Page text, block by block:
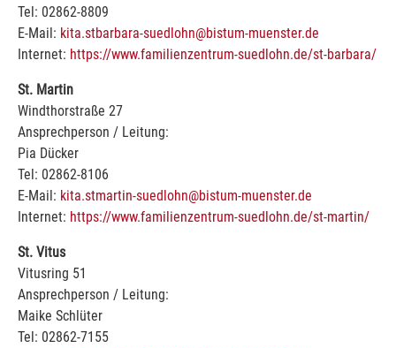
Tel: 02862-8809
E-Mail: kita.stbarbara-suedlohn@bistum-muenster.de
Internet: https://www.familienzentrum-suedlohn.de/st-barbara/
St. Martin
Windthorstraße 27
Ansprechperson / Leitung:
Pia Dücker
Tel: 02862-8106
E-Mail: kita.stmartin-suedlohn@bistum-muenster.de
Internet: https://www.familienzentrum-suedlohn.de/st-martin/
St. Vitus
Vitusring 51
Ansprechperson / Leitung:
Maike Schlüter
Tel: 02862-7155